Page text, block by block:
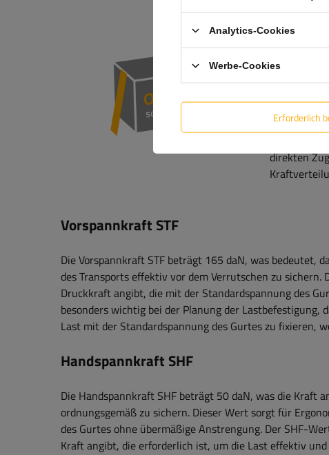
Zugkraft
maximale
Zugkraft in
Straffung
direkten
Vorspannkraft STF
Die Vorspannkraft STF beträgt 165 daN, was bedeutet,
des Transports effektiv vor dem Verrutschen zu
Druckkraft angibt, die mit der Standardspannung des
besonders wichtig bei der Planung der
Last mit der Standardspannung des Gurtes zu fixieren,
Handspannkraft SHF
Die Handspannkraft SHF beträgt 50 daN, was die Kraft
ordnungsgemäß zu sichern. Dieser Wert sorgt für
des Gurtes ohne übermäßige Anstrengung. Der SHF-
Kraft angibt, die erforderlich ist, um die Last effektiv
Analytics-Cookies
Werbe-Cookies
Erforderlich